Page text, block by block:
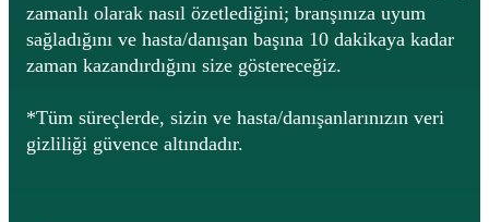
zamanlı olarak nasıl özetlediğini; branşınıza uyum
sağladığını ve hasta/danışan başına 10 dakikaya kadar
zaman kazandırdığını size göstereceğiz.
*Tüm süreçlerde, sizin ve hasta/danışanlarınızın veri
gizliliği güvence altındadır.